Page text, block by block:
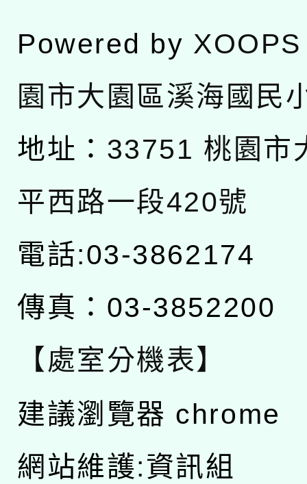
Powered by XOOPS
園市大園區溪海國民
地址： 33751 桃園市
平西路一段420號
電話:03-3862174
傳真：03-3852200
【處室分機表】
建議瀏覽器 chrome
網站維護:資訊組